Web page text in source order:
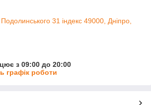
31 індекс 49000, Дніпро,
з 09:00 до 20:00
графік роботи